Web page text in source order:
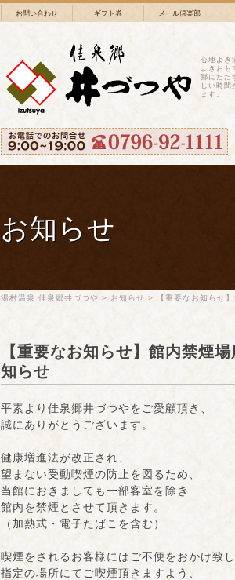
お問い合わせ ギフト券 メール倶楽部
心地よき
よきおも
鄙にたた
しい時間
ます。
お知らせ
湯村温泉 佳泉郷井づつや > お知らせ > 【重要なお知
【重要なお知らせ】
知らせ
平素より佳泉郷井づつやをご愛顧頂き、
誠にありがとうございます。
健康増進法が改正され、
望まない受動喫煙の防止を図るため、
当館におきましても一部客室を除き
館内を禁煙とさせて頂きます。
（加熱式・電子たばこを含む）
喫煙をされるお客様にはご不便をおかけ致し
指定の場所にてご喫煙頂きますよう、